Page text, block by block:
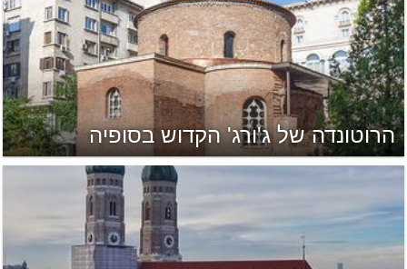
הרוטונדה של ג'ורג' הקדוש בסופיה